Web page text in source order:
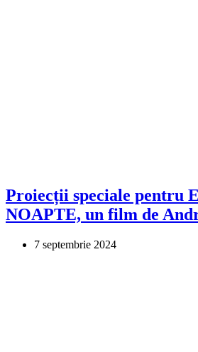
Proiecții speciale pentru
NOAPTE, un film de
7 septembrie 2024